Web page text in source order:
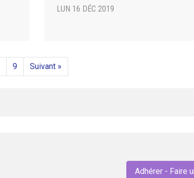
LUN 16 DÉC 2019
9 Suivant »
Adhérer - Faire